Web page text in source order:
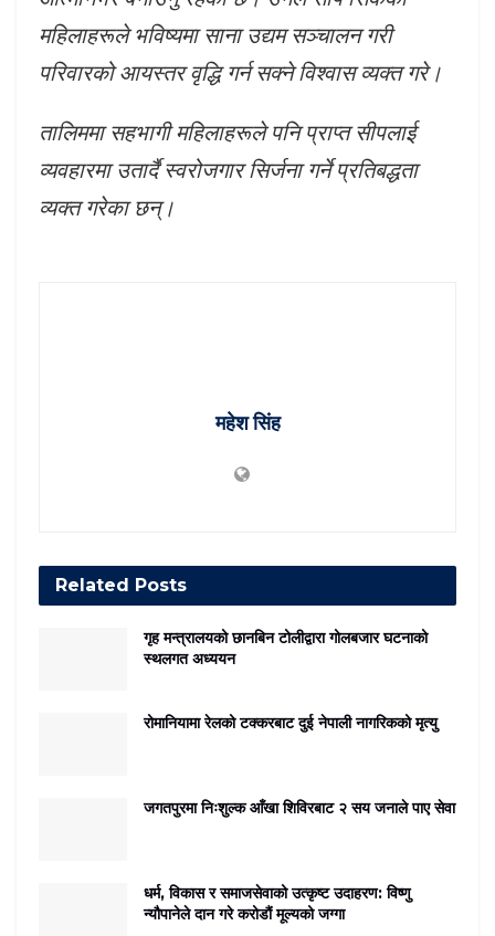
महिलाहरूले भविष्यमा साना उद्यम सञ्चालन गरी
परिवारको आयस्तर वृद्धि गर्न सक्ने विश्वास व्यक्त गरे।
तालिममा सहभागी महिलाहरूले पनि प्राप्त सीपलाई
व्यवहारमा उतार्दै स्वरोजगार सिर्जना गर्ने प्रतिबद्धता
व्यक्त गरेका छन्।
महेश सिंह
Related Posts
गृह मन्त्रालयको छानबिन टोलीद्वारा गोलबजार घटनाको
स्थलगत अध्ययन
रोमानियामा रेलको टक्करबाट दुई नेपाली नागरिकको मृत्यु
जगतपुरमा निःशुल्क आँखा शिविरबाट २ सय जनाले पाए सेवा
धर्म, विकास र समाजसेवाको उत्कृष्ट उदाहरण: विष्णु
न्यौपानेले दान गरे करोडौं मूल्यको जग्गा